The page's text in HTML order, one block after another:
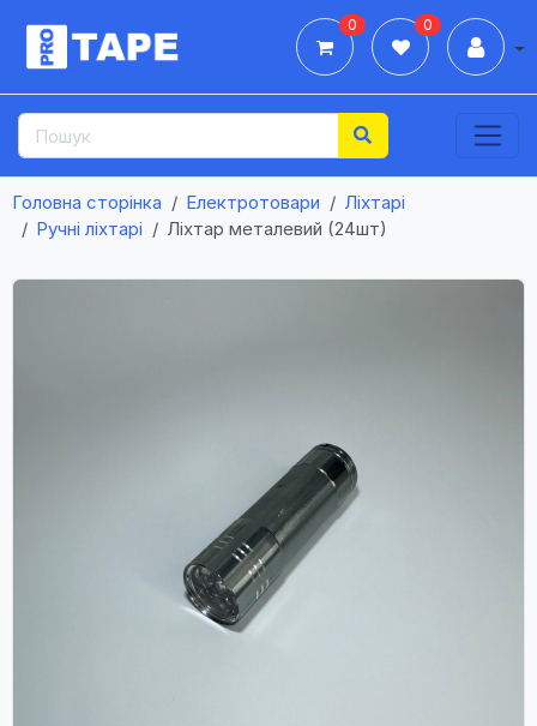
0 0
Головна сторінка Електротовари
Ліхтарі
Ручні ліхтарі
Ліхтар металевий (24шт)